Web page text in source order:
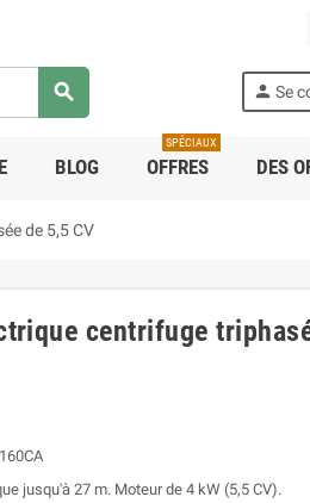
search person Se
BLOG OFFRES
SPÉCIAUX
DES
de 5,5 CV
centrifuge
jusqu'à 27 m. Moteur de 4 kW (5,5 CV).